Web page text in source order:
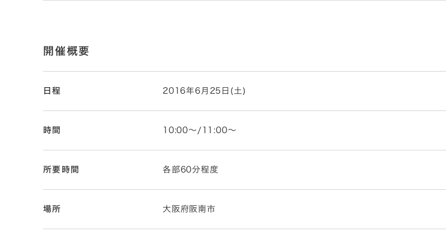
開催概要
日程 2016年6月25日(土)
時間 10:00〜/11:00～
所要時間 各部60分程度
場所 大阪府阪南市